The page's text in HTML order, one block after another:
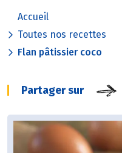
Accueil
Toutes nos recettes
Flan pâtissier coco
Partager sur